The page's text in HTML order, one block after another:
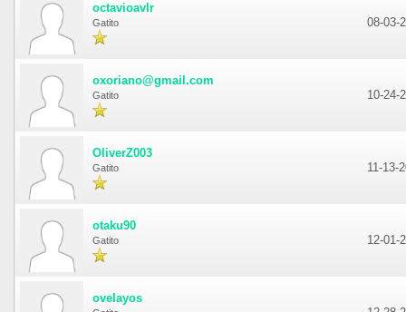
octavioavlr
Gatito 08-03-
oxoriano@gmail.com
Gatito 10-24-
OliverZ003
Gatito 11-13-
otaku90
Gatito 12-01-
ovelayos